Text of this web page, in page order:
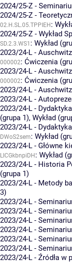
2024/25-Z -
2024/25-Z -
02.H.SL.05.TPPIEH :
2024/25-Z - Wykład
SD.2.3.WS1 : Wykład
2023/24-L -
000002: Ćwiczenia
2023/24-L -
000002: Ćwiczenia
2023/24-L -
2023/24-L -
2023/24-L -
(grupa 1), Wykład
2023/24-L -
DWoS2sem: Wykład
2023/24-L - Główne
LICGkbnpiDH : Wykład
2023/24-L - Historia
(grupa 1)
2023/24-L - Metody
3)
2023/24-L -
2023/24-L -
2023/24-L -
2023/24-L -
2023/24-L -
2023/24-L -
2023/24-L - Źródła